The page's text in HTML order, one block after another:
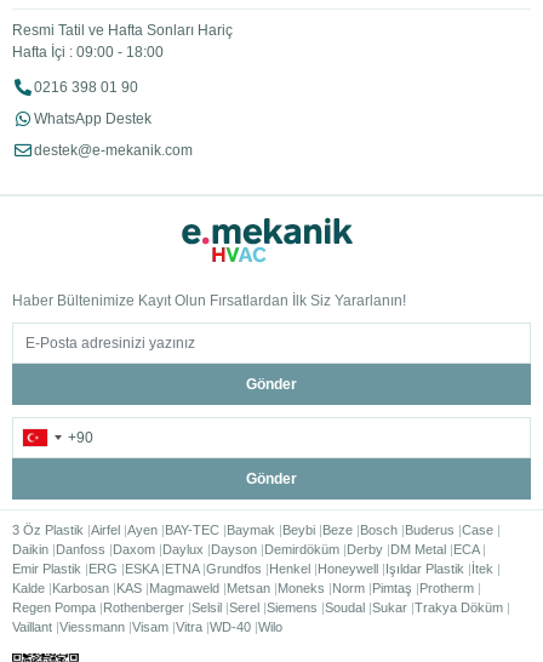
Resmi Tatil ve Hafta Sonları Hariç
Hafta İçi : 09:00 - 18:00
0216 398 01 90
WhatsApp Destek
destek@e-mekanik.com
Haber Bültenimize Kayıt Olun Fırsatlardan İlk Siz Yararlanın!
Gönder
Gönder
3 Öz Plastik Airfel Ayen BAY-TEC Baymak Beybi Beze Bosch Buderus Case
Daikin Danfoss Daxom Daylux Dayson Demirdöküm Derby DM Metal ECA
Emir Plastik
ERG ESKA ETNA Grundfos Henkel Honeywell Işıldar Plastik
İtek
Kalde Karbosan KAS Magmaweld Metsan Moneks Norm Pimtaş
Protherm
Regen Pompa Rothenberger Selsil Serel Siemens Soudal Sukar Trakya Döküm
Vaillant Viessmann Visam Vitra WD-40 Wilo